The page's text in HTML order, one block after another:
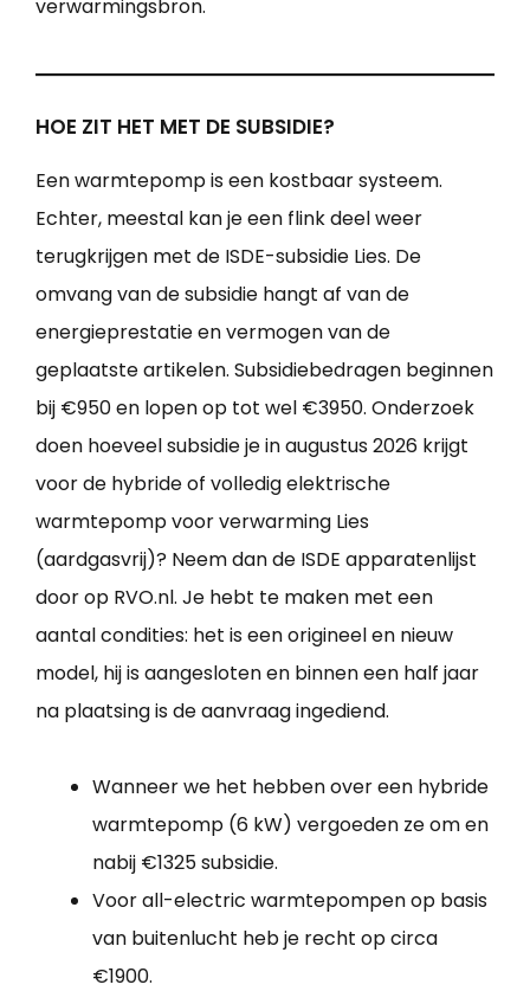
verwarmingsbron.
HOE ZIT HET MET DE SUBSIDIE?
Een warmtepomp is een kostbaar systeem.
Echter, meestal kan je een flink deel weer
terugkrijgen met de ISDE-subsidie Lies. De
omvang van de subsidie hangt af van de
energieprestatie en vermogen van de
geplaatste artikelen. Subsidiebedragen beginnen
bij €950 en lopen op tot wel €3950. Onderzoek
doen hoeveel subsidie je in augustus 2026 krijgt
voor de hybride of volledig elektrische
warmtepomp voor verwarming Lies
(aardgasvrij)? Neem dan de ISDE apparatenlijst
door op RVO.nl. Je hebt te maken met een
aantal condities: het is een origineel en nieuw
model, hij is aangesloten en binnen een half jaar
na plaatsing is de aanvraag ingediend.
Wanneer we het hebben over een hybride
warmtepomp (6 kW) vergoeden ze om en
nabij €1325 subsidie.
Voor all-electric warmtepompen op basis
van buitenlucht heb je recht op circa
€1900.